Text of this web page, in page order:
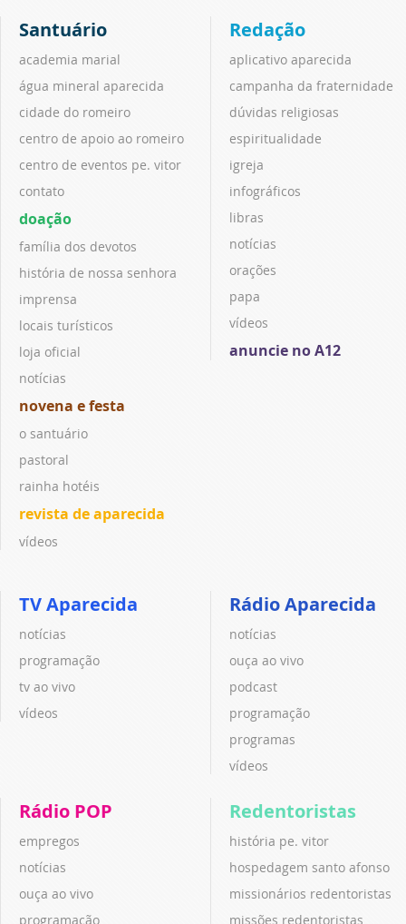
Santuário
academia marial
água mineral aparecida
cidade do romeiro
centro de apoio ao romeiro
centro de eventos pe. vitor
contato
doação
família dos devotos
história de nossa senhora
imprensa
locais turísticos
loja oficial
notícias
novena e festa
o santuário
pastoral
rainha hotéis
revista de aparecida
vídeos
Redação
aplicativo aparecida
campanha da fraternidade
dúvidas religiosas
espiritualidade
igreja
infográficos
libras
notícias
orações
papa
vídeos
anuncie no A12
TV Aparecida
notícias
programação
tv ao vivo
vídeos
Rádio Aparecida
notícias
ouça ao vivo
podcast
programação
programas
vídeos
Rádio POP
empregos
notícias
ouça ao vivo
programação
Redentoristas
história pe. vitor
hospedagem santo afonso
missionários redentoristas
missões redentoristas